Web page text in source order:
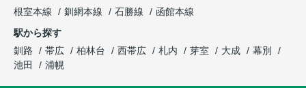
根室本線
釧網本線 石勝線
函館本線
駅から探す
釧路
帯広 柏林台 西帯広 札内 芽室 大成
幕別
池田
浦幌